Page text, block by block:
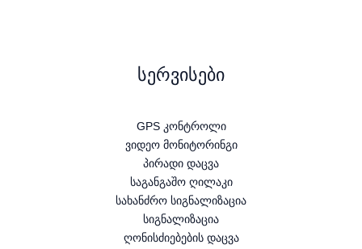
სერვისები
GPS კონტროლი
ვიდეო მონიტორინგი
პირადი დაცვა
საგანგაშო ღილაკი
სახანძრო სიგნალიზაცია
სიგნალიზაცია
ღონისძიებების დაცვა